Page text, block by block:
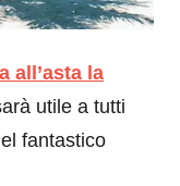
all’asta la
utile a tutti
fantastico